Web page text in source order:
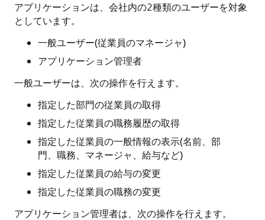
アプリケーションは、会社内の2種類のユーザーを対象
としています。
一般ユーザー(従業員のマネージャ)
アプリケーション管理者
一般ユーザーは、次の操作を行えます。
指定した部門の従業員の取得
指定した従業員の職務履歴の取得
指定した従業員の一般情報の表示(名前、部
門、職務、マネージャ、給与など)
指定した従業員の給与の変更
指定した従業員の職務の変更
アプリケーション管理者は、次の操作を行えます。